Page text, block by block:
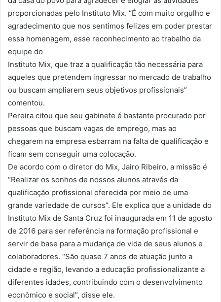
proporcionadas pelo Instituto Mix. “É com muito orgulho e
agradecimento que nos sentimos felizes em poder prestar
essa homenagem, esse reconhecimento ao trabalho da
equipe do
Instituto Mix, que traz a qualificação tão necessária para
aqueles que pretendem ingressar no mercado de trabalho
ou buscam ampliarem seus objetivos profissionais”
comentou.
Pereira citou que seu gabinete é bastante procurado por
pessoas que buscam vagas de emprego, mas ao
chegarem na empresa esbarram na falta de qualificação e
ficam sem conseguir uma colocação.
De acordo com o diretor do Mix, Jairo Ribeiro, a missão é
“Realizar os sonhos de nossos alunos através da
qualificação profissional oferecida por meio de uma
grande variedade de cursos”. Ele explica que a unidade do
Instituto Mix de Santa Cruz foi inaugurada em 11 de agosto
de 2016 para ser referência na formação profissional e
servir de base para a mudança de vida de seus alunos e
colaboradores. “São quase 7 anos de atuação junto a
cidade e região, levando a educação profissionalizante a
diferentes idades, contribuindo com o desenvolvimento
econômico e social”, disse ele.